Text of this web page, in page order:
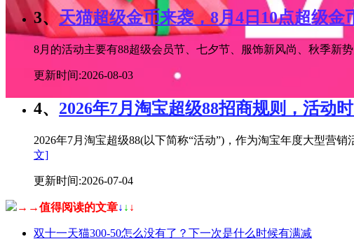
3、天猫超级金币来袭，8月4日10点超级金
8月的活动主要有88超级会员节、七夕节、服饰新风尚、秋季新
更新时间:2026-08-03
4、 2026年7月淘宝超级88招商规则，活动
2026年7月淘宝超级88(以下简称“活动”)，作为淘宝年度大型营
文]
更新时间:2026-07-04
→→值得阅读的文章↓ ↓ ↓
双十一天猫300-50怎么没有了？下一次是什么时候有满减